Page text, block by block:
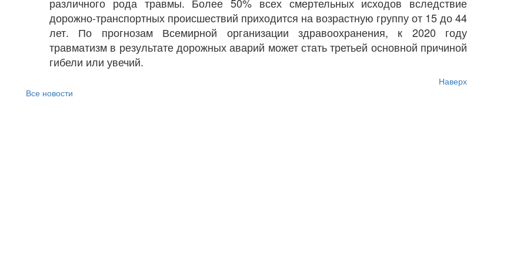
дорожно-транспортных происшествий приходится на возрастную группу от 15 до 44
лет. По прогнозам Всемирной организации здравоохранения, к 2020 году
травматизм в результате дорожных аварий может стать третьей основной причиной
гибели или увечий.
Наверх
Все новости